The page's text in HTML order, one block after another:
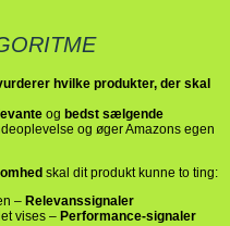
hvilke produkter, der skal
og bedst sælgende
og øger Amazons egen
skal dit produkt kunne to ting:
– Relevanssignaler
vises – Performance-signaler